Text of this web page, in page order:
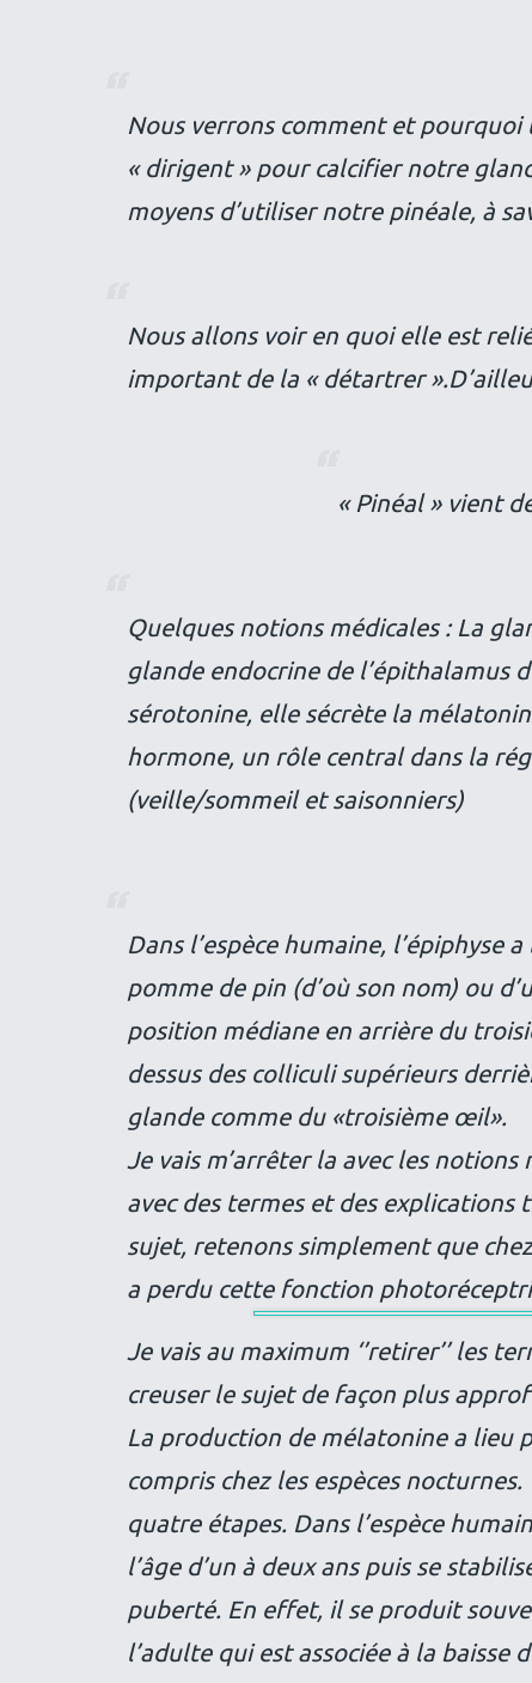
Nous verrons comment et
« dirigent » pour calcifier notre
moyens d’utiliser notre pinéale, à
Nous allons voir en quoi elle est
important de la « détartrer
« Pinéal » vient
Quelques notions médicales : La
glande endocrine de l’épithalamus
sérotonine, elle sécrète la
hormone, un rôle central dans la
(veille/sommeil et saisonniers)
Dans l’espèce humaine, l’épiphyse
pomme de pin (d’où son nom) ou
position médiane en arrière du
dessus des colliculi supérieurs
glande comme du «troisième œil».
Je vais m’arrêter la avec les
avec des termes et des
sujet, retenons simplement que
a perdu cette fonction
Je vais au maximum ‘’retirer’’ les
creuser le sujet de façon plus
La production de mélatonine a lieu
compris chez les espèces
quatre étapes. Dans l’espèce
l’âge d’un à deux ans puis se
puberté. En effet, il se produit
l’adulte qui est associée à la